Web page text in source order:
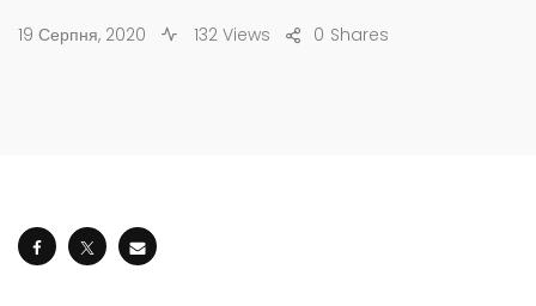
19 Серпня, 2020 132 Views Shares
0